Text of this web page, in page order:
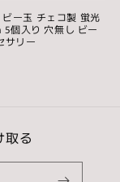
ー玉 チェコ製 蛍光
5個入り 穴無し ビー
サリー
取る